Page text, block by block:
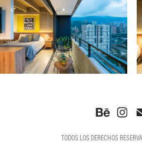
TODOS LOS DERECHOS